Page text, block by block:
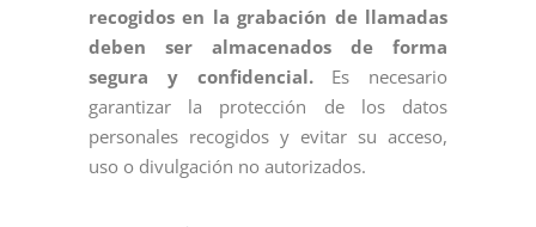
recogidos en la grabación de llamadas
deben ser almacenados de forma
segura y confidencial.Es necesario
garantizar la protección de los datos
personales recogidos y evitar su acceso,
uso o divulgación no autorizados.